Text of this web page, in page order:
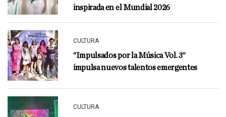
inspirada en el Mundial 2026
CULTURA
“Impulsados por la Música Vol. 3”
impulsa nuevos talentos emergentes
CULTURA